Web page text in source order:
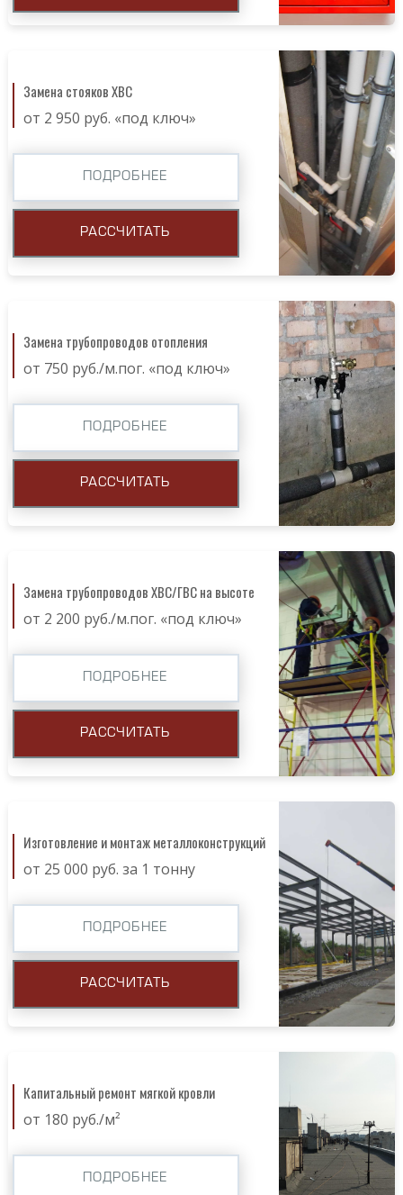
Замена стояков ХВС
от 2 950 руб. «под ключ»
ПОДРОБНЕЕ
РАССЧИТАТЬ
Замена трубопроводов отопления
от 750 руб./м.пог. «под ключ»
ПОДРОБНЕЕ
РАССЧИТАТЬ
Замена трубопроводов ХВС/ГВС на высоте
от 2 200 руб./м.пог. «под ключ»
ПОДРОБНЕЕ
РАССЧИТАТЬ
Изготовление и монтаж металлоконструкций
от 25 000 руб. за 1 тонну
ПОДРОБНЕЕ
РАССЧИТАТЬ
Капитальный ремонт мягкой кровли
от 180 руб./м²
ПОДРОБНЕЕ